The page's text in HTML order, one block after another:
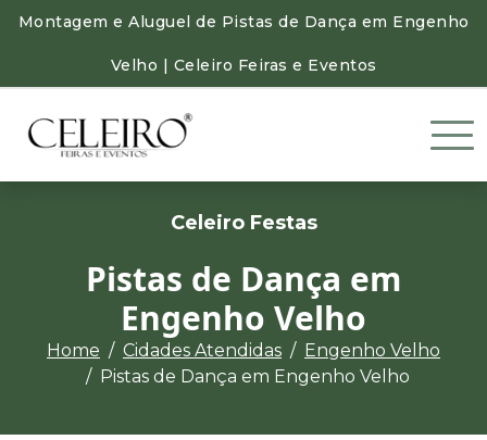
Montagem e Aluguel de Pistas de Dança em Engenho
Velho | Celeiro Feiras e Eventos
Celeiro Festas
Pistas de Dança em
Engenho Velho
Home Cidades Atendidas
Engenho Velho
Pistas de Dança em Engenho Velho